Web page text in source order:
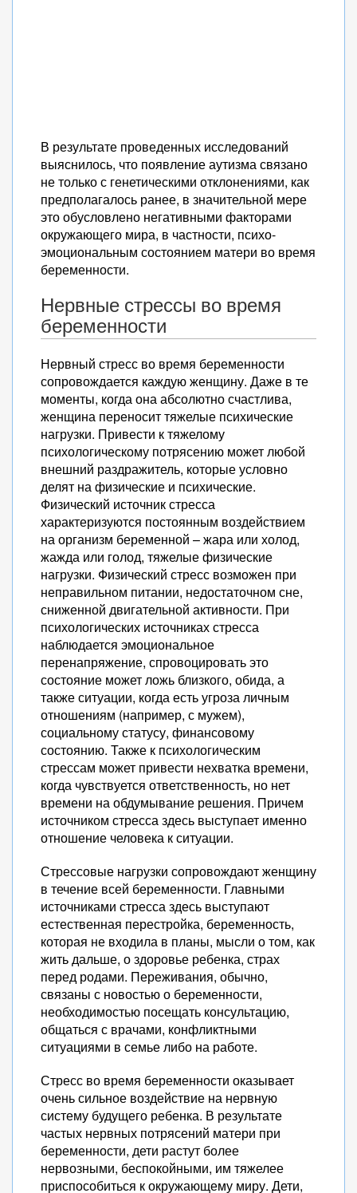
В результате проведенных исследований
выяснилось, что появление аутизма связано
не только с генетическими отклонениями, как
предполагалось ранее, в значительной мере
это обусловлено негативными факторами
окружающего мира, в частности, психо-
эмоциональным состоянием матери во время
беременности.
Нервные стрессы во время
беременности
Нервный стресс во время беременности
сопровождается каждую женщину. Даже в те
моменты, когда она абсолютно счастлива,
женщина переносит тяжелые психические
нагрузки. Привести к тяжелому
психологическому потрясению может любой
внешний раздражитель, которые условно
делят на физические и психические.
Физический источник стресса
характеризуются постоянным воздействием
на организм беременной – жара или холод,
жажда или голод, тяжелые физические
нагрузки. Физический стресс возможен при
неправильном питании, недостаточном сне,
сниженной двигательной активности. При
психологических источниках стресса
наблюдается эмоциональное
перенапряжение, спровоцировать это
состояние может ложь близкого, обида, а
также ситуации, когда есть угроза личным
отношениям (например, с мужем),
социальному статусу, финансовому
состоянию. Также к психологическим
стрессам может привести нехватка времени,
когда чувствуется ответственность, но нет
времени на обдумывание решения. Причем
источником стресса здесь выступает именно
отношение человека к ситуации.
Стрессовые нагрузки сопровождают женщину
в течение всей беременности. Главными
источниками стресса здесь выступают
естественная перестройка, беременность,
которая не входила в планы, мысли о том, как
жить дальше, о здоровье ребенка, страх
перед родами. Переживания, обычно,
связаны с новостью о беременности,
необходимостью посещать консультацию,
общаться с врачами, конфликтными
ситуациями в семье либо на работе.
Стресс во время беременности оказывает
очень сильное воздействие на нервную
систему будущего ребенка. В результате
частых нервных потрясений матери при
беременности, дети растут более
нервозными, беспокойными, им тяжелее
приспособиться к окружающему миру. Дети,